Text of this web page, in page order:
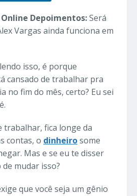
Depoimentos:Será
Vargas ainda funciona em
isso, é porque
cansado de trabalhar pra
no fim do mês, certo? Eu sei
trabalhar, fica longe da
contas, o dinheirosome
Mas e se eu te disser
mudar isso?
que você seja um gênio